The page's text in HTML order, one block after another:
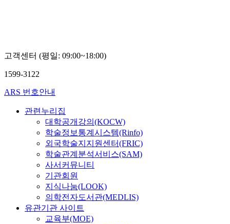
휘, 김
김선희
고객센터 (평일: 09:00~18:00)
1599-3122
ARS 번호안내
관련누리집
대학공개강의(KOCW)
학술정보통계시스템(Rinfo)
외국학술지지원센터(FRIC)
학술관계분석서비스(SAM)
사서커뮤니티
기관회원
지식나눔(LOOK)
의학전자도서관(MEDLIS)
유관기관 사이트
교육부(MOE)